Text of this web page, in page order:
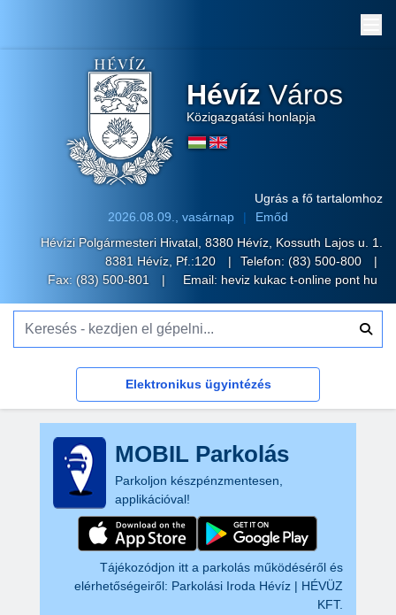
Hévíz Város
Közigazgatási honlapja
Ugrás a fő tartalomhoz
2026.08.09., vasárnap
Emőd
Hévízi Polgármesteri Hivatal, 8380 Hévíz, Kossuth Lajos u. 1.
8381 Hévíz, Pf.:120
Telefon: (83) 500-800
Fax: (83) 500-801
Email: heviz kukac t-online pont hu
Elektronikus ügyintézés
MOBIL Parkolás
Parkoljon készpénzmentesen,
applikációval!
Tájékozódjon itt a parkolás működéséről és
elérhetőségeiről: Parkolási Iroda Hévíz | HÉVÜZ
KFT.